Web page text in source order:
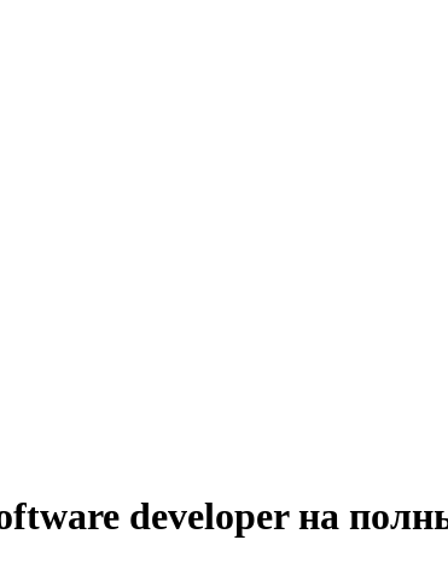
developer на